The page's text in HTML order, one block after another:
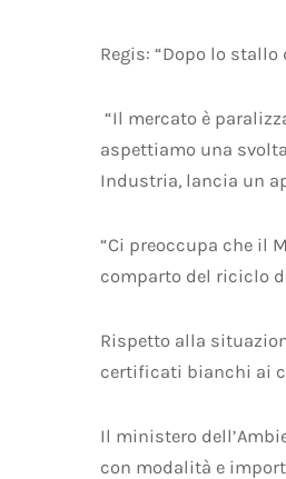
Regis: “Dopo lo
“Il mercato è
aspettiamo una
Industria, lancia un
“Ci preoccupa che il
comparto del riciclo
Rispetto alla
certificati bianchi ai
Il ministero
con modalità e